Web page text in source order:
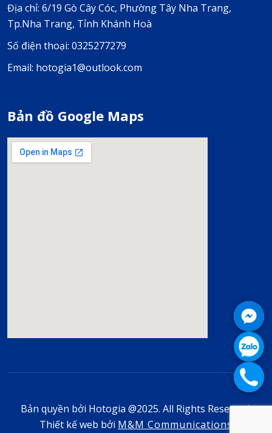
Địa chỉ: 6/19 Gò Cây Cóc, Phường Tây Nha Trang,
Tp.Nha Trang, Tỉnh Khánh Hoà
Số điện thoại: 0325277279
Email: hotogia1@outlook.com
Bản đồ Google Maps
Bản quyền bởi Hotogia @2025. All Rights Reserved.
Thiết kế web bởi M&M Communications